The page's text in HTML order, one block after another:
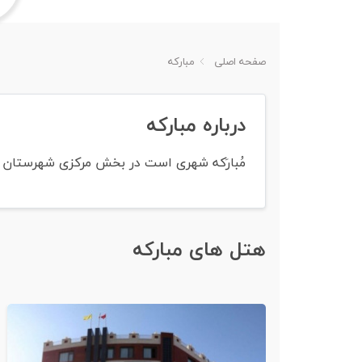
صفحه اصلی مبارکه
درباره مبارکه
مُبارَکه شهری است در بخش مرکزی شهرستان
هتل های مبارکه